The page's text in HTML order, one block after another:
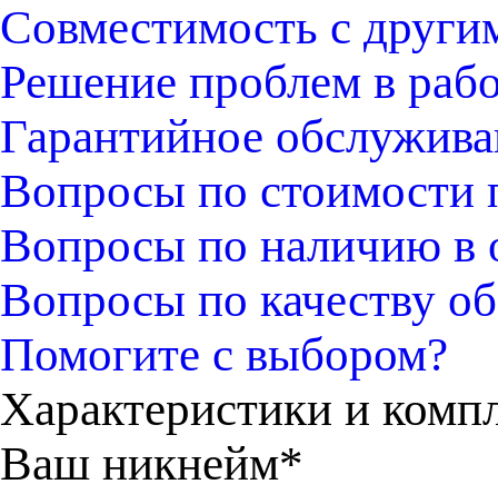
Совместимость с
Решение проблем в
Гарантийное
Вопросы по стоимости
Вопросы по наличию в
Вопросы по качеству
Помогите с выбором?
Характеристики и
Ваш никнейм*